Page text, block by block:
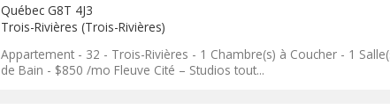
Québec G8T 4J3
Trois-Rivières (Trois-Rivières)
Appartement - 32 - Trois-Rivières - 1 Chambre(s) à Coucher - 1
de Bain - $850 /mo Fleuve Cité – Studios tout...